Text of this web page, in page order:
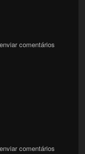
comentários
comentários